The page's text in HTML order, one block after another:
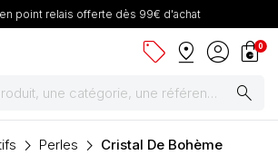
point relais offerte dès 99€ d'achat
sell pin_drop account_circle shopping_bag
0
search
Perles Cristal De Bohème